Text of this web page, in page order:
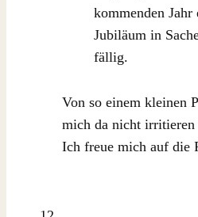
kommenden Jahr
Jubiläum in
fällig.
Von so einem kleinen
mich da nicht irritieren
Ich freue mich auf die